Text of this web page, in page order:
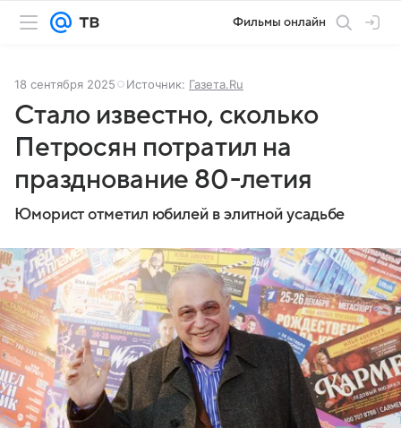
Фильмы онлайн
18 сентября 2025 Источник: Газета.Ru
Стало известно, сколько
Петросян потратил на
празднование 80-летия
Юморист отметил юбилей в элитной усадьбе